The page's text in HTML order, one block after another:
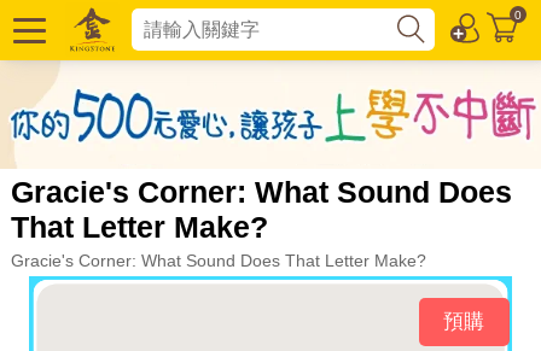
0
Gracie's Corner: What Sound Does
That Letter Make?
Gracie's Corner: What Sound Does That Letter Make?
預購